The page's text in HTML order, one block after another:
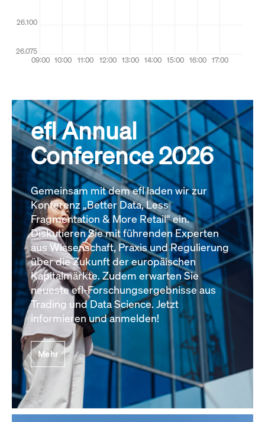
efl Annual
Conference 2026
Gemeinsam mit dem efl laden wir zur
Konferenz „Better Data, Less
Fragmentation & More Retail“ ein.
Diskutieren Sie mit führenden Experten
aus Wissenschaft, Praxis und Regulierung
über die Zukunft der europäischen
Kapitalmärkte. Zudem erwarten Sie
neueste efl-Forschungsergebnisse aus
Trading und Data Science. Jetzt
informieren und anmelden!
Mehr